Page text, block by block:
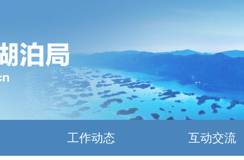
工作动态 互动交流